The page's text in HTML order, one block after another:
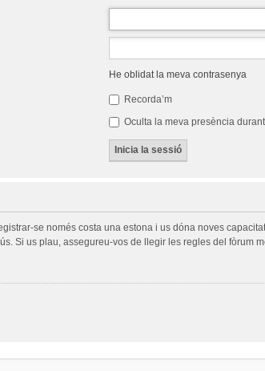
He oblidat la meva contrasenya
Recorda’m
Oculta la meva presència
se només costa una estona i us dóna noves
Si us plau, assegureu-vos de llegir les regles del fòrum